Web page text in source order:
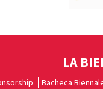
LA
Bacheca